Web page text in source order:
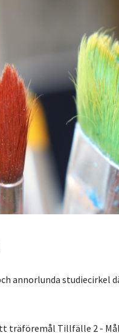
annorlunda studiecirkel
träföremål Tillfälle 2 -